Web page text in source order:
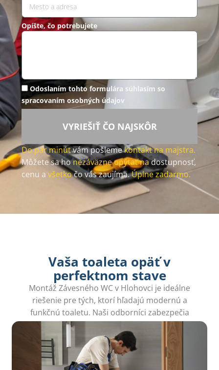
Opíšte, čo potrebujete
Odoslaním tohto formulára súhlasím so
spracovaním osobných údajov
VYRIEŠIŤ ČO NAJSKÔR
Do pár minútvám pošlemekontakt na majstra.
Môžete sa honezáväzne opýtať nadostupnosť,
cenu a všetkočo vás zaujíma.Úplne zadarmo.
Vaša toaleta opäť v
perfektnom stave
Montáž Závesného WC v Hlohovci je ideálne
riešenie pre tých, ktorí hľadajú modernú a
funkčnú toaletu. Naši odborníci zabezpečia
presnú inštaláciu, ktorá šetrí čas a úsilie.